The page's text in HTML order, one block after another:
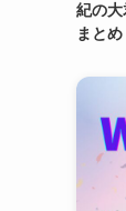
紀の
まとめ